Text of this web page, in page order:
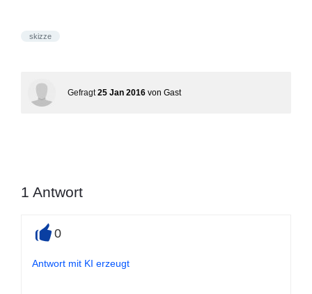
skizze
Gefragt 25 Jan 2016 von Gast
1 Antwort
0
Antwort mit KI erzeugt